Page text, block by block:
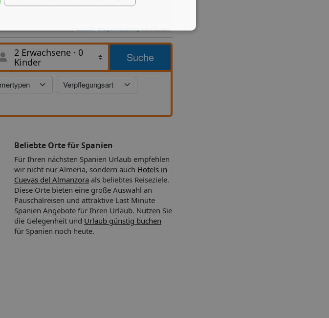
2 Erwachsene · 0
Kinder
Suche
Beliebte Orte für Spanien
Für Ihren nächsten Spanien Urlaub empfehlen
wir nicht nur Almeria, sondern auch Hotels in
Cuevas del Almanzora als beliebtes Reiseziele.
Diese Orte bieten eine große Auswahl an
Pauschalreisen und attraktive Last Minute
Spanien Angebote für Ihren Urlaub. Nutzen Sie
die Gelegenheit und Urlaub günstig buchen
für Spanien noch heute.